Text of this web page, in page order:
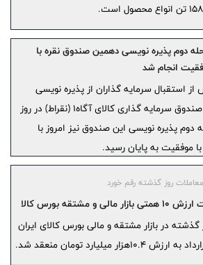
دوم پذیره ‌نویسی دهمین صندوق نقره با
انجام شد
استقبال سرمایه گذاران از پذیره نویسی
واحدهای سرمایه گذاری صندوق سرمایه گذاری کالای آگاه۱ (نقراط) در روز
مرحله دوم پذیره نویسی این صندوق نیز امروز با
روز گذشته رقم خورد
بازار مالی و مشتقه بورس کالا
گذشته در بازار مشتقه و مالی بورس کالای ایران